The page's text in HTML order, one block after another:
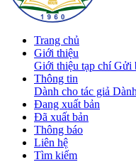
Trang chủ
Giới thiệu
Giới thiệu tạp chíGửi
Thông tin
Dành cho tác giả
Đang xuất bản
Đã xuất bản
Thông báo
Liên hệ
Tìm kiếm